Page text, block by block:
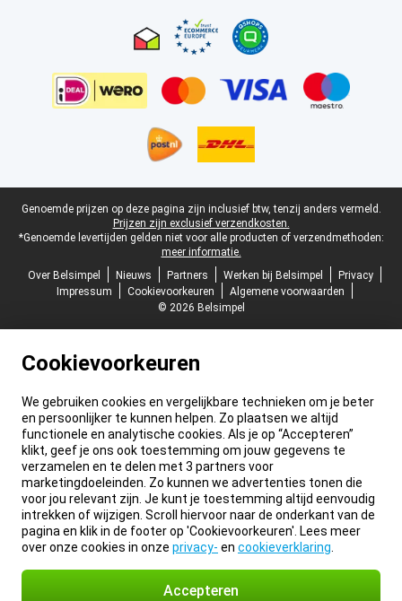
Juridische voettekst
Genoemde prijzen op deze pagina zijn inclusief btw, tenzij anders vermeld.
Prijzen zijn exclusief verzendkosten.
*Genoemde levertijden gelden niet voor alle producten of verzendmethoden:
meer informatie.
Over Belsimpel
Nieuws Partners Werken bij Belsimpel
Privacy
Impressum
Cookievoorkeuren
Algemene voorwaarden
© 2026 Belsimpel
Cookievoorkeuren
We gebruiken cookies en vergelijkbare technieken om je beter
en persoonlijker te kunnen helpen. Zo plaatsen we altijd
functionele en analytische cookies. Als je op “Accepteren”
klikt, geef je ons ook toestemming om jouw gegevens te
verzamelen en te delen met 3 partners voor
marketingdoeleinden. Zo kunnen we advertenties tonen die
voor jou relevant zijn. Je kunt je toestemming altijd eenvoudig
intrekken of wijzigen. Scroll hiervoor naar de onderkant van de
pagina en klik in de footer op 'Cookievoorkeuren'. Lees meer
over onze cookies in onze privacy- en cookieverklaring
Accepteren